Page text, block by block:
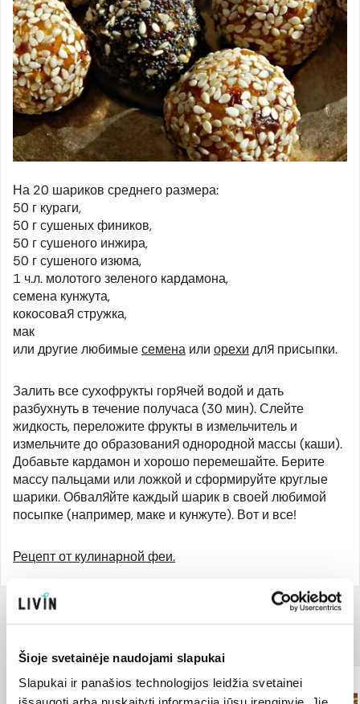
Šioje svetainėje naudojami slapukai
Slapukai ir panašios technologijos leidžia svetainei
На 20 шариков среднего размера:
50 г кураги,
50 г сушеных фиников,
50 г сушеного инжира,
50 г сушеного изюма,
1 ч.л. молотого зеленого кардамона,
семена кунжута,
кокосовая стружка,
мак
или другие любимыесемена или орехи для присыпки.
Залить все сухофрукты горячей водой и дать
разбухнуть в течение получаса (30 мин). Слейте
жидкость, переложите фрукты в измельчитель и
измельчите до образования однородной массы (каши).
Добавьте кардамон и хорошо перемешайте. Берите
массу пальцами или ложкой и сформируйте круглые
шарики. Обваляйте каждый шарик в своей любимой
посыпке (например, маке и кунжуте). Вот и все!
Рецепт от кулинарной феи.
Для рецепта